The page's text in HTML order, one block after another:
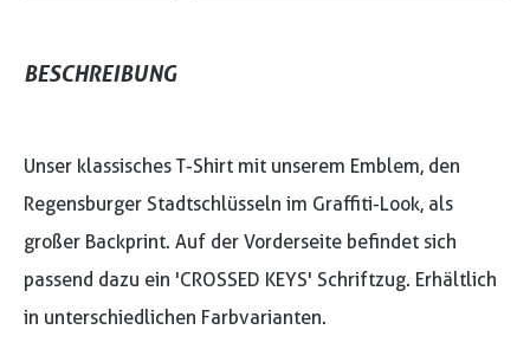
BESCHREIBUNG
Unser klassisches T-Shirt mit unserem Emblem, den
Regensburger Stadtschlüsseln im Graffiti-Look, als
großer Backprint. Auf der Vorderseite befindet sich
passend dazu ein 'CROSSED KEYS' Schriftzug. Erhältlich
in unterschiedlichen Farbvarianten.